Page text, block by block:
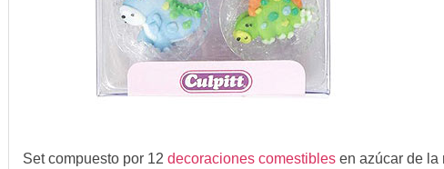
Set compuesto por 12 decoraciones comestiblesen azúcar de la